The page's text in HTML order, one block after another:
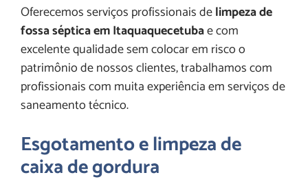
Oferecemos serviços profissionais delimpeza de
fossa séptica em Itaquaquecetubae com
excelente qualidade sem colocar em risco o
patrimônio de nossos clientes, trabalhamos com
profissionais com muita experiência em serviços de
saneamento técnico.
Esgotamento e limpeza de
caixa de gordura